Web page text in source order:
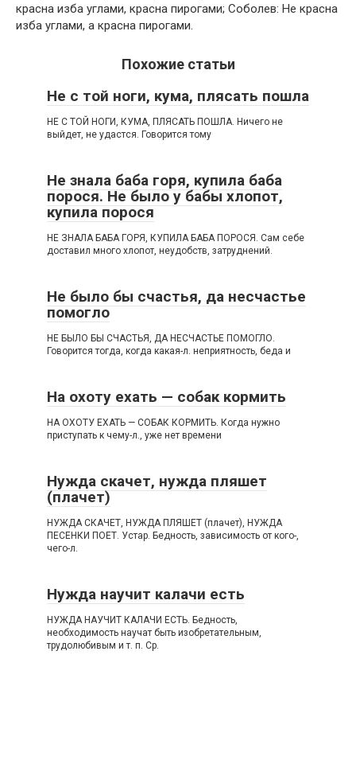
красна изба углами, красна пирогами; Соболев: Не красна
изба углами, а красна пирогами.
Похожие статьи
Не с той ноги, кума, плясать пошла
НЕ С ТОЙ НОГИ, КУМА, ПЛЯСАТЬ ПОШЛА. Ничего не
выйдет, не удастся. Говорится тому
Не знала баба горя, купила баба
порося. Не было у бабы хлопот,
купила порося
НЕ ЗНАЛА БАБА ГОРЯ, КУПИЛА БАБА ПОРОСЯ. Сам себе
доставил много хлопот, неудобств, затруднений.
Не было бы счастья, да несчастье
помогло
НЕ БЫЛО БЫ СЧАСТЬЯ, ДА НЕСЧАСТЬЕ ПОМОГЛО.
Говорится тогда, когда какая-л. неприятность, беда и
На охоту ехать — собак кормить
НА ОХОТУ ЕХАТЬ — СОБАК КОРМИТЬ. Когда нужно
приступать к чему-л., уже нет времени
Нужда скачет, нужда пляшет
(плачет)
НУЖДА СКАЧЕТ, НУЖДА ПЛЯШЕТ (плачет), НУЖДА
ПЕСЕНКИ ПОЕТ. Устар. Бедность, зависимость от кого-,
чего-л.
Нужда научит калачи есть
НУЖДА НАУЧИТ КАЛАЧИ ЕСТЬ. Бедность,
необходимость научат быть изобретательным,
трудолюбивым и т. п. Ср.